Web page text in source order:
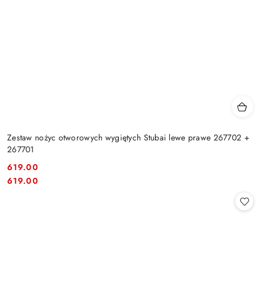
Zestaw nożyc otworowych wygiętych Stubai lewe prawe 267702 +
267701
Cena:
619.00
Cena:
619.00